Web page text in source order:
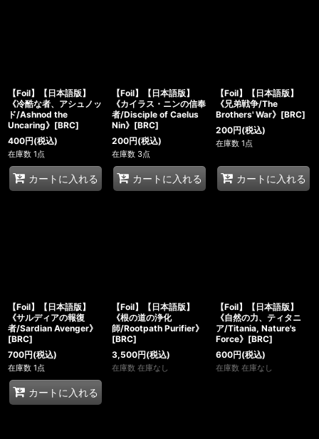
【Foil】【日本語版】
《冷酷な者、アシュノッ
ド/Ashnod the
Uncaring》[BRC]
400円(税込)
在庫数 1点
カートに入れる
【Foil】【日本語版】
《カイラス・ニンの信奉
者/Disciple of Caelus
Nin》[BRC]
200円(税込)
在庫数 3点
カートに入れる
【Foil】【日本語版】
《兄弟戦争/The
Brothers' War》[BRC]
200円(税込)
在庫数 1点
カートに入れる
【Foil】【日本語版】
《サルディアの報復
者/Sardian Avenger》
[BRC]
700円(税込)
在庫数 1点
カートに入れる
【Foil】【日本語版】
《根の道の浄化
師/Rootpath Purifier》
[BRC]
3,500円(税込)
在庫数 在庫なし
【Foil】【日本語版】
《自然の力、ティタニ
ア/Titania, Nature's
Force》[BRC]
600円(税込)
在庫数 在庫なし